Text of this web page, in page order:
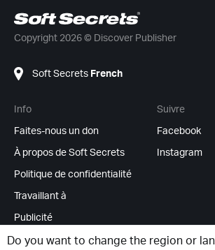
Do you want to change the region or
Copyright 2026 © Discover Publisher
Soft Secrets French
Info
Faites-nous un don
À propos de Soft Secrets
Politique de confidentialité
Travaillant à
Publicité
Flux RSS
Suivre
Facebook
Instagram